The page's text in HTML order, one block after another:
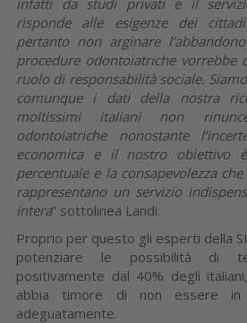
risponde alle esigenze dei
pertanto non arginare
procedure odontoiatriche vorrebbe
ruolo di responsabilità sociale.
comunque i dati della nostra
moltissimi italiani non
odontoiatriche nonostante
economica e il nostro obiettivo
percentuale e la consapevolezza
rappresentano un servizio
intera” sottolinea Landi.
Proprio per questo gli esperti della
potenziare le possibilità di
positivamente dal 40% degli
abbia timore di non essere in
adeguatamente.